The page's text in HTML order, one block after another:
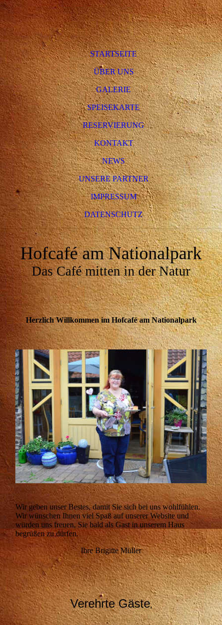
STARTSEITE
ÜBER UNS
GALERIE
SPEISEKARTE
RESERVIERUNG
KONTAKT
NEWS
UNSERE PARTNER
IMPRESSUM
DATENSCHUTZ
Hofcafé am Nationalpark
Das Café mitten in der Natur
Herzlich Willkommen im Hofcafé am Nationalpark
Wir geben unser Bestes, damit Sie sich bei uns wohlfühlen.
Wir wünschen Ihnen viel Spaß auf unserer Website und
würden uns freuen, Sie bald als Gast in unserem Haus
begrüßen zu dürfen.
Ihre Brigitte Müller
Verehrte Gäste,